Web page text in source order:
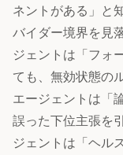
ネントがある」と
バイダー境界を見
ジェントは「フォ
ても、無効状態の
エージェントは「
誤った下位主張を
ジェントは「ヘル